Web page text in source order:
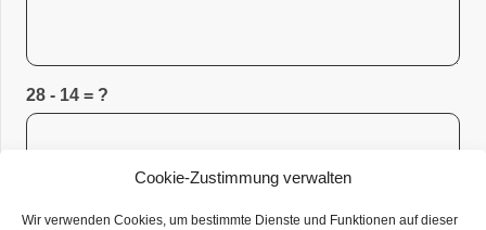
Cookie-Zustimmung verwalten
Wir verwenden Cookies, um bestimmte Dienste und Funktionen auf dieser
28 - 14 = ?
Spam zu helfen.